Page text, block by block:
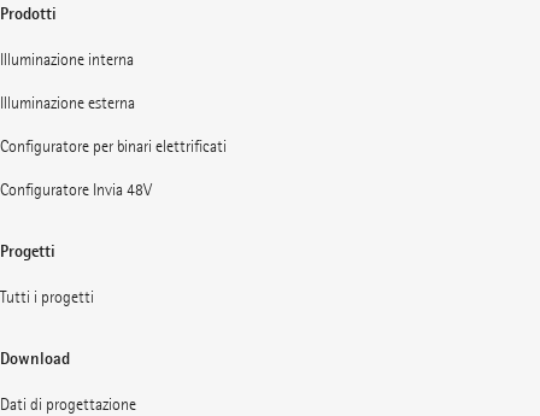
Prodotti
Illuminazione interna
Illuminazione esterna
Configuratore per binari elettrificati
Configuratore Invia 48V
Progetti
Tutti i progetti
Download
Dati di progettazione